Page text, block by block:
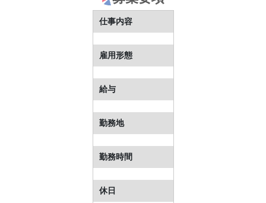
仕事内容
雇用形態
給与
勤務地
勤務時間
休日